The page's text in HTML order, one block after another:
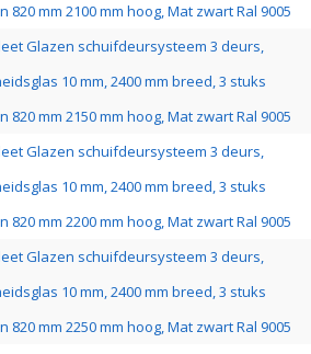
820 mm 2100 mm hoog, Mat zwart Ral 9005
Glazen schuifdeursysteem 3 deurs,
10 mm, 2400 mm breed, 3 stuks
820 mm 2150 mm hoog, Mat zwart Ral 9005
Glazen schuifdeursysteem 3 deurs,
10 mm, 2400 mm breed, 3 stuks
820 mm 2200 mm hoog, Mat zwart Ral 9005
Glazen schuifdeursysteem 3 deurs,
10 mm, 2400 mm breed, 3 stuks
820 mm 2250 mm hoog, Mat zwart Ral 9005